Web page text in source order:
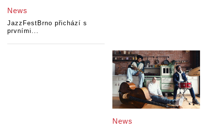
News
JazzFestBrno přichází s
prvními...
News